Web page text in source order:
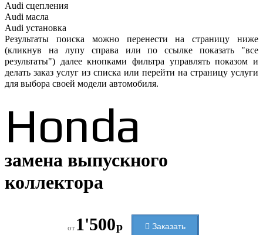
Audi сцепления
Audi масла
Audi установка
Результаты поиска можно перенести на страницу ниже
(кликнув на лупу справа или по ссылке показать "все
результаты") далее кнопками фильтра управлять показом и
делать заказ услуг из списка или перейти на страницу услуги
для выбора своей модели автомобиля.
Honda
замена выпускного
коллектора
от 1'500р Заказать